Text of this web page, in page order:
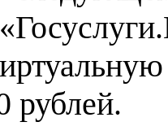
рублей.